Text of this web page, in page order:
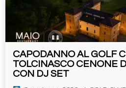
CAPODANNO AL GOLF
TOLCINASCO CENONE
CON DJ SET